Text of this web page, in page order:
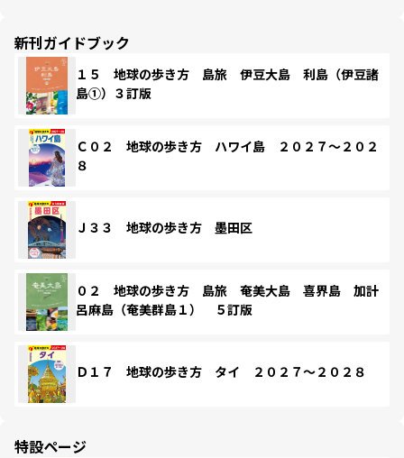
新刊ガイドブック
１５ 地球の歩き方 島旅 伊豆大島 利島（伊豆諸
島①）３訂版
Ｃ０２ 地球の歩き方 ハワイ島 ２０２７～２０２
８
Ｊ３３ 地球の歩き方 墨田区
０２ 地球の歩き方 島旅 奄美大島 喜界島 加計
呂麻島（奄美群島１） ５訂版
Ｄ１７ 地球の歩き方 タイ ２０２７～２０２８
特設ページ